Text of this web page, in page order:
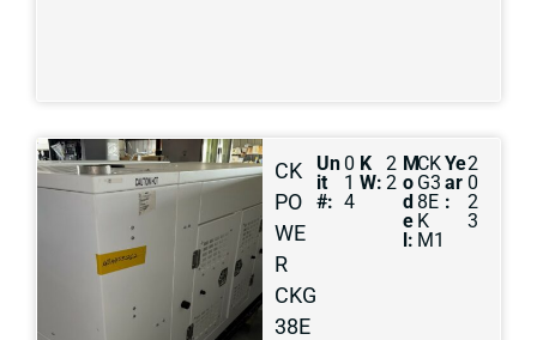
CK
PO
WE
R
CKG
38E
Un
it
#:
0
1
4
K
W:
2
2
M
o
d
e
l:
CK
G3
8E
K
M1
Ye
ar
:
2
0
2
3